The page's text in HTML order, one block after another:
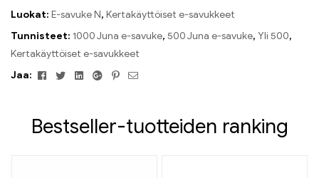
Luokat: E-savuke N, Kertakäyttöiset e-savukkeet
Tunnisteet: 1000 Juna e-savuke, 500 Juna e-savuke, Yli 500,
Kertakäyttöiset e-savukkeet
Jaa:
FacebookViserrysLinkedinGoogle+Pinterest
Sähköposti
Bestseller-tuotteiden ranking